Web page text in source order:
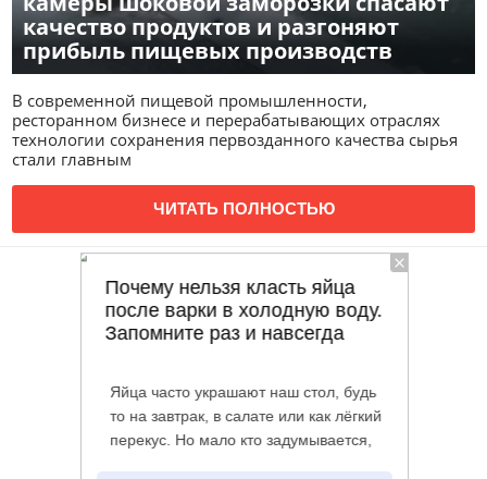
качество продуктов и разгоняют
прибыль пищевых производств
В современной пищевой промышленности,
ресторанном бизнесе и перерабатывающих отраслях
технологии сохранения первозданного качества сырья
стали главным
ЧИТАТЬ ПОЛНОСТЬЮ